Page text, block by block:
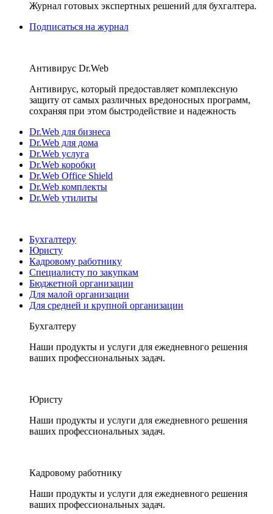
Журнал готовых экспертных решений для бухгалтера.
Подписаться на журнал
Антивирус Dr.Web
Антивирус, который предоставляет комплексную
защиту от самых различных вредоносных программ,
сохраняя при этом быстродействие и надежность
Dr.Web для бизнеса
Dr.Web для дома
Dr.Web услуга
Dr.Web коробки
Dr.Web Office Shield
Dr.Web комплекты
Dr.Web утилиты
Бухгалтеру
Юристу
Кадровому работнику
Специалисту по закупкам
Бюджетной организации
Для малой организации
Для средней и крупной организации
Бухгалтеру
Наши продукты и услуги для ежедневного решения
ваших профессиональных задач.
Юристу
Наши продукты и услуги для ежедневного решения
ваших профессиональных задач.
Кадровому работнику
Наши продукты и услуги для ежедневного решения
ваших профессиональных задач.